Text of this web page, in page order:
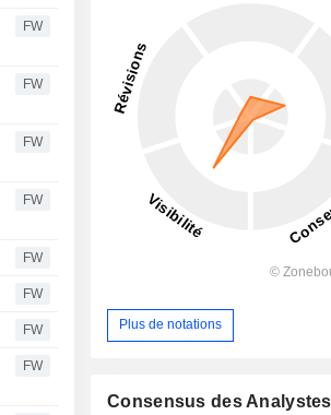
FW
FW
FW
FW
FW
FW
FW
FW
Plus de notations
Consensus des Analystes